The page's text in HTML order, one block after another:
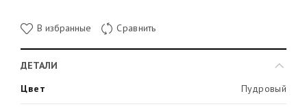
В избранные Сравнить
ДЕТАЛИ
Цвет
Пудровый